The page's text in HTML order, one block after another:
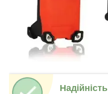
Надійність